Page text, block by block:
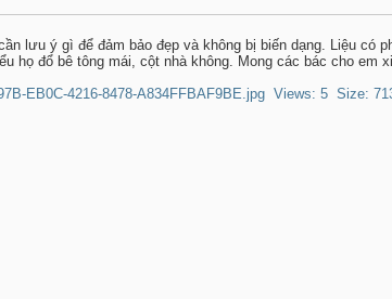
lưu ý gì để đảm bảo đẹp và không bị biến dạng. Liệu có
họ đổ bê tông mái, cột nhà không. Mong các bác cho em